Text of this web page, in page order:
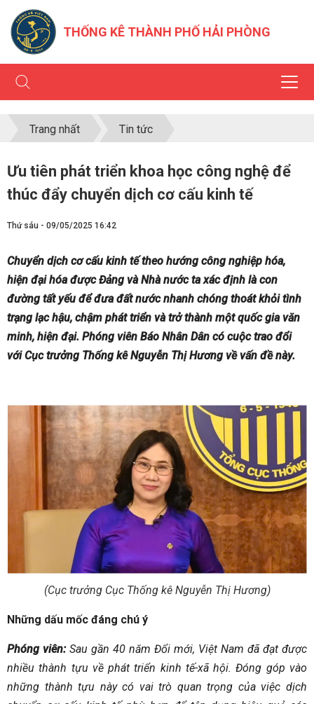
THỐNG KÊ THÀNH PHỐ HẢI PHÒNG
Trang nhất Tin tức
Ưu tiên phát triển khoa học công nghệ để
thúc đẩy chuyển dịch cơ cấu kinh tế
Thứ sáu - 09/05/2025 16:42
Chuyển dịch cơ cấu kinh tế theo hướng công nghiệp hóa,
hiện đại hóa được Đảng và Nhà nước ta xác định là con
đường tất yếu để đưa đất nước nhanh chóng thoát khỏi tình
trạng lạc hậu, chậm phát triển và trở thành một quốc gia văn
minh, hiện đại. Phóng viên Báo Nhân Dân có cuộc trao đổi
với Cục trưởng Thống kê Nguyễn Thị Hương về vấn đề này.
(Cục trưởng Cục Thống kê Nguyễn Thị Hương)
Những dấu mốc đáng chú ý
Phóng viên:Sau gần 40 năm Đổi mới, Việt Nam đã đạt được
nhiều thành tựu về phát triển kinh tế-xã hội. Đóng góp vào
những thành tựu này có vai trò quan trọng của việc dịch